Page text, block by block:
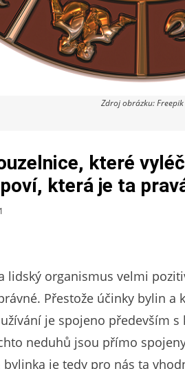
Zdroj obrázku: Freepik
které
která je ta
lidský organismus velmi
Přestože účinky bylin
je spojeno především
neduhů jsou přímo
bylinka je tedy pro nás ta